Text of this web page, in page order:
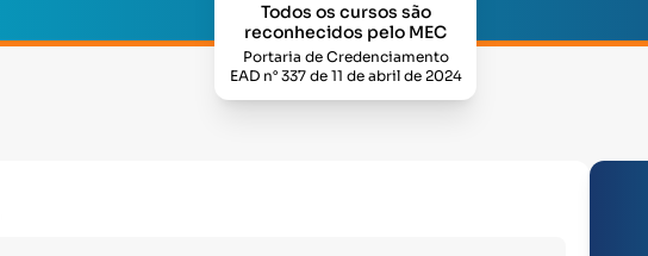
Todos os cursos são
reconhecidos pelo MEC
Portaria de Credenciamento
EAD n° 337 de 11 de abril de 2024